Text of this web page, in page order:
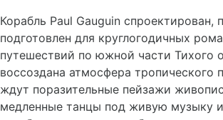
Корабль Paul Gauguin спроектирован,
подготовлен для круглогодичных
путешествий по южной части Тихого
воссоздана атмосфера тропического
ждут поразительные пейзажи
медленные танцы под живую музыку и